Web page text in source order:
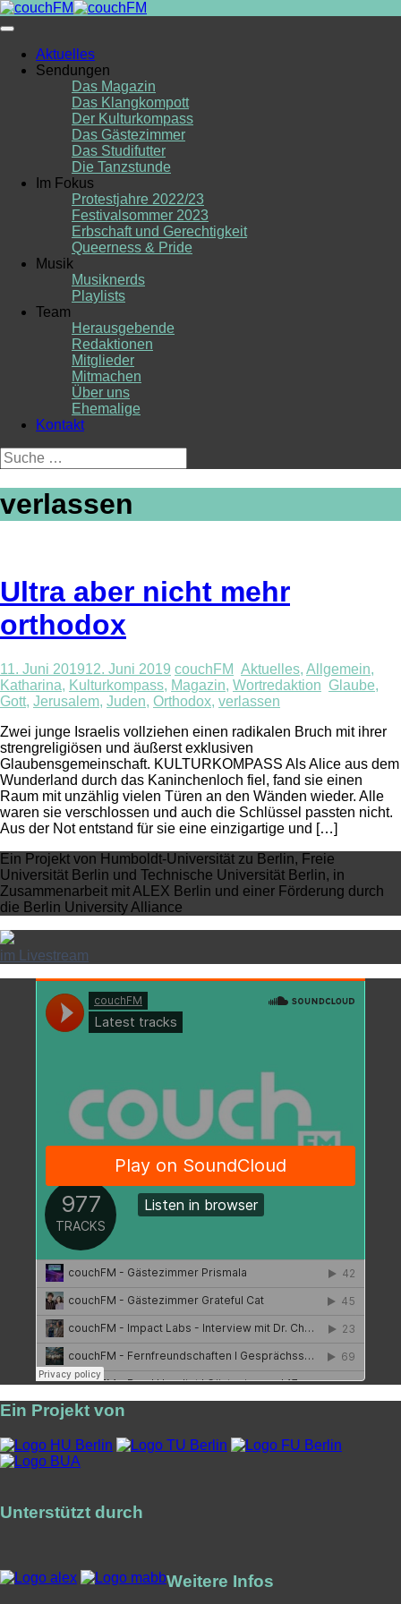
Skip
to
Aktuelles
Sendungen
Das Magazin
Das Klangkompott
Der Kulturkompass
Das Gästezimmer
Das Studifutter
Die Tanzstunde
Im Fokus
Protestjahre 2022/23
Festivalsommer 2023
Erbschaft und Gerechtigkeit
Queerness & Pride
Musik
Musiknerds
Playlists
Team
Herausgebende
Redaktionen
Mitglieder
Mitmachen
Über uns
Ehemalige
Kontakt
Suche
nach:
verlassen
Ultra aber nicht mehr
orthodox
11. Juni 201912. Juni 2019 couchFM Aktuelles, Allgemein,
Katharina, Kulturkompass, Magazin, Wortredaktion Glaube,
Gott, Jerusalem, Juden, Orthodox, verlassen
Zwei junge Israelis vollziehen einen radikalen Bruch mit ihrer
strengreligiösen und äußerst exklusiven
Glaubensgemeinschaft. KULTURKOMPASS Als Alice aus dem
Wunderland durch das Kaninchenloch fiel, fand sie einen
Raum mit unzählig vielen Türen an den Wänden wieder. Alle
waren sie verschlossen und auch die Schlüssel passten nicht.
Aus der Not entstand für sie eine einzigartige und […]
Ein Projekt von Humboldt-Universität zu Berlin, Freie
Universität Berlin und Technische Universität Berlin, in
Zusammenarbeit mit ALEX Berlin und einer Förderung durch
die Berlin University Alliance
im Livestream
Ein Projekt von
Unterstützt durch
Weitere Infos